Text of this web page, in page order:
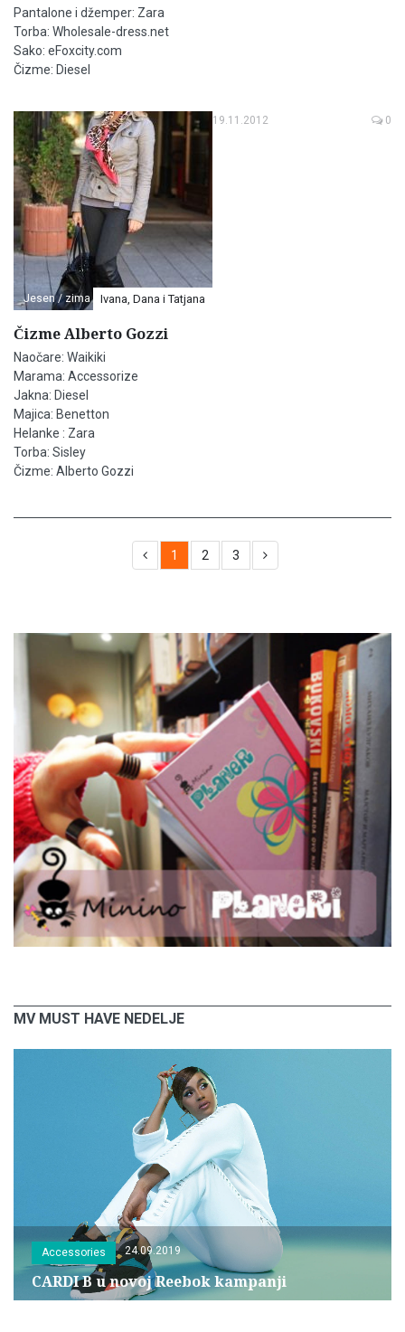
Pantalone i džemper: Zara
Torba: Wholesale-dress.net
Sako: eFoxcity.com
Čizme: Diesel
Jesen / zima Ivana, Dana i Tatjana
19.11.2012 0
Čizme Alberto Gozzi
Naočare: Waikiki
Marama: Accessorize
Jakna: Diesel
Majica: Benetton
Helanke : Zara
Torba: Sisley
Čizme: Alberto Gozzi
1 2 3
MV MUST HAVE NEDELJE
Accessories 24.09.2019
CARDI B u novoj Reebok kampanji